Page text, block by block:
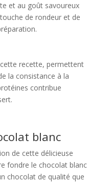
et au goût savoureux
de rondeur et de
recette, permettent
la consistance à la
contribue
blanc
de cette délicieuse
fondre le chocolat blanc
chocolat de qualité que